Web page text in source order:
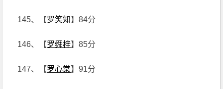
145、【罗笑知】84分
146、【罗舜梓】85分
147、【罗心棠】91分